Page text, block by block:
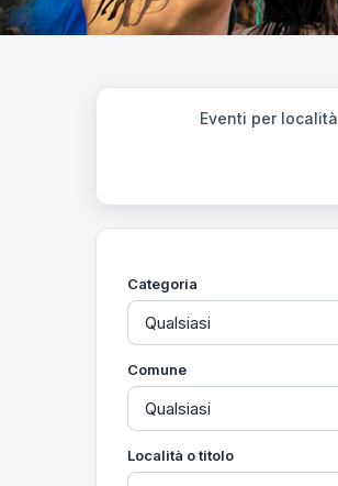
Eventi per località
Categoria
Comune
Località o titolo